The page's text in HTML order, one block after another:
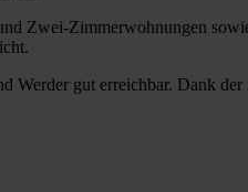
Zwei-Zimmerwohnungen
gut erreichbar. Dank